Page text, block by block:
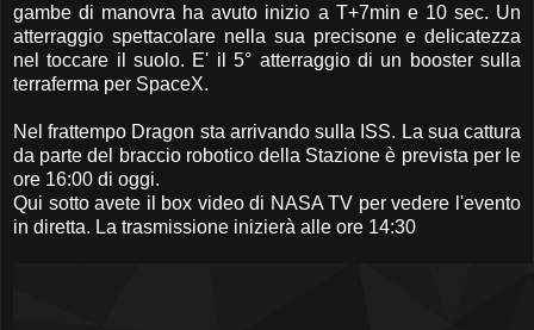
gambe di manovra ha avuto inizio a T+7min e 10 sec. Un
atterraggio spettacolare nella sua precisone e delicatezza
nel toccare il suolo. E' il 5° atterraggio di un booster sulla
terraferma per SpaceX.
Nel frattempo Dragon sta arrivando sulla ISS. La sua cattura
da parte del braccio robotico della Stazione è prevista per le
ore 16:00 di oggi.
Qui sotto avete il box video di NASA TV per vedere l'evento
in diretta. La trasmissione inizierà alle ore 14:30